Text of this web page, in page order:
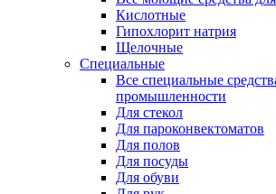
Кислотные
Гипохлорит натрия
Щелочные
Специальные
Все специальные
промышленности
Для стекол
Для пароконвектоматов
Для полов
Для посуды
Для обуви